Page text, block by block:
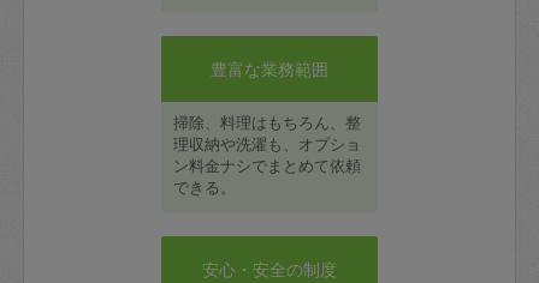
豊富な業務範囲
掃除、料理はもちろん、整
理収納や洗濯も、オプショ
ン料金ナシでまとめて依頼
できる。
安心・安全の制度